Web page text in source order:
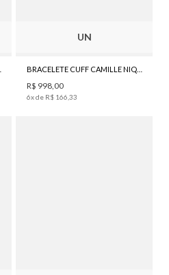
UN
R$ 998,00
6x de R$ 166 33